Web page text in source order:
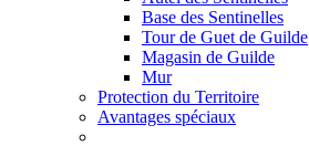
Base des Sentinelles
Tour de Guet de Guilde
Magasin de Guilde
Mur
Protection du Territoire
Avantages spéciaux